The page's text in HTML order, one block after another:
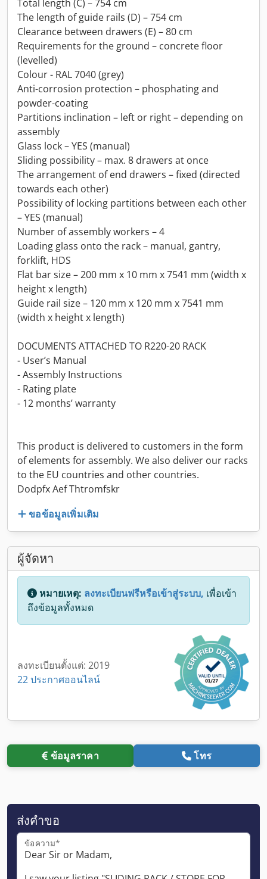
Total length (C) – 754 cm
The length of guide rails (D) – 754 cm
Clearance between drawers (E) – 80 cm
Requirements for the ground – concrete floor
(levelled)
Colour - RAL 7040 (grey)
Anti-corrosion protection – phosphating and
powder-coating
Partitions inclination – left or right – depending on
assembly
Glass lock – YES (manual)
Sliding possibility – max. 8 drawers at once
The arrangement of end drawers – fixed (directed
towards each other)
Possibility of locking partitions between each other
– YES (manual)
Number of assembly workers – 4
Loading glass onto the rack – manual, gantry,
forklift, HDS
Flat bar size – 200 mm x 10 mm x 7541 mm (width x
height x length)
Guide rail size – 120 mm x 120 mm x 7541 mm
(width x height x length)
DOCUMENTS ATTACHED TO R220-20 RACK
- User’s Manual
- Assembly Instructions
- Rating plate
- 12 months’ warranty
This product is delivered to customers in the form
of elements for assembly. We also deliver our racks
to the EU countries and other countries.
Dodpfx Aef Thtromfskr
ขอข้อมูลเพิ่มเติม
ผู้จัดหา
หมายเหตุ: ลงทะเบียนฟรีหรือเข้าสู่ระบบ, เพื่อเข้า
ถึงข้อมูลทั้งหมด
ลงทะเบียนตั้งแต่: 2019
22 ประกาศออนไลน์
ข้อมูลราคา โทร
ส่งคำขอ
ข้อความ*